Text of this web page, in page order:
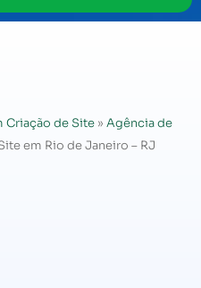
Criação de Site » Agência de
em Rio de Janeiro – RJ